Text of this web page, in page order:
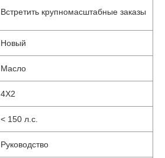
Встретить крупномасштабные заказы
Новый
Масло
4X2
< 150 л.с.
Руководство